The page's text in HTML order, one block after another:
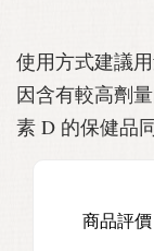
使用方式建議
因含有較高劑
素 D 的保健品
商品評價